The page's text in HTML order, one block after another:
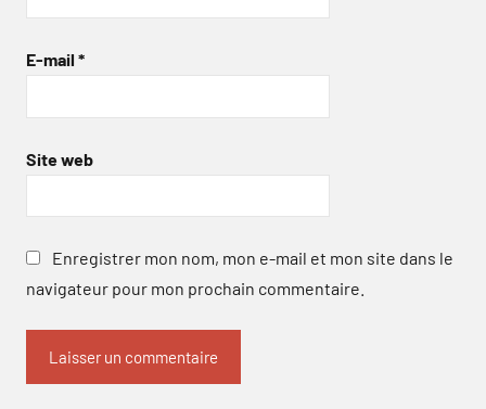
E-mail *
Site web
Enregistrer mon nom, mon e-mail et mon site dans le
navigateur pour mon prochain commentaire.